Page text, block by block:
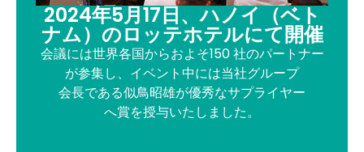
2024年5月17日、ハノイ（ベト
ナム）のロッテホテルにて開催
会議には世界各国からおよそ150社のパートナー
が参集し、イベント中には当社グループ
会長である似鳥昭雄が優秀なサプライヤー
へ賞を授与いたしました。